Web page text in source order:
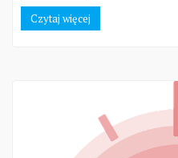
Czytaj więcej